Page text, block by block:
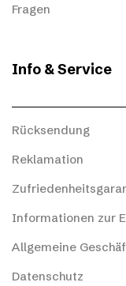
Fragen
Info & Service
Rücksendung
Reklamation
Informationen zur
Allgemeine
Datenschutz